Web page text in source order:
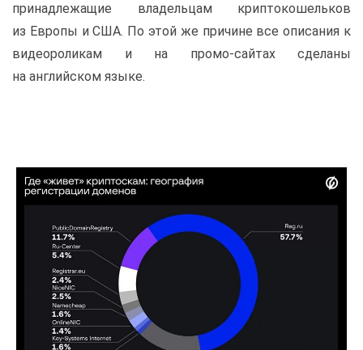
принадлежащие владельцам криптокошельков
из Европы и США. По этой же причине все описания к
видеороликам и на промо-сайтах сделаны
на английском языке.